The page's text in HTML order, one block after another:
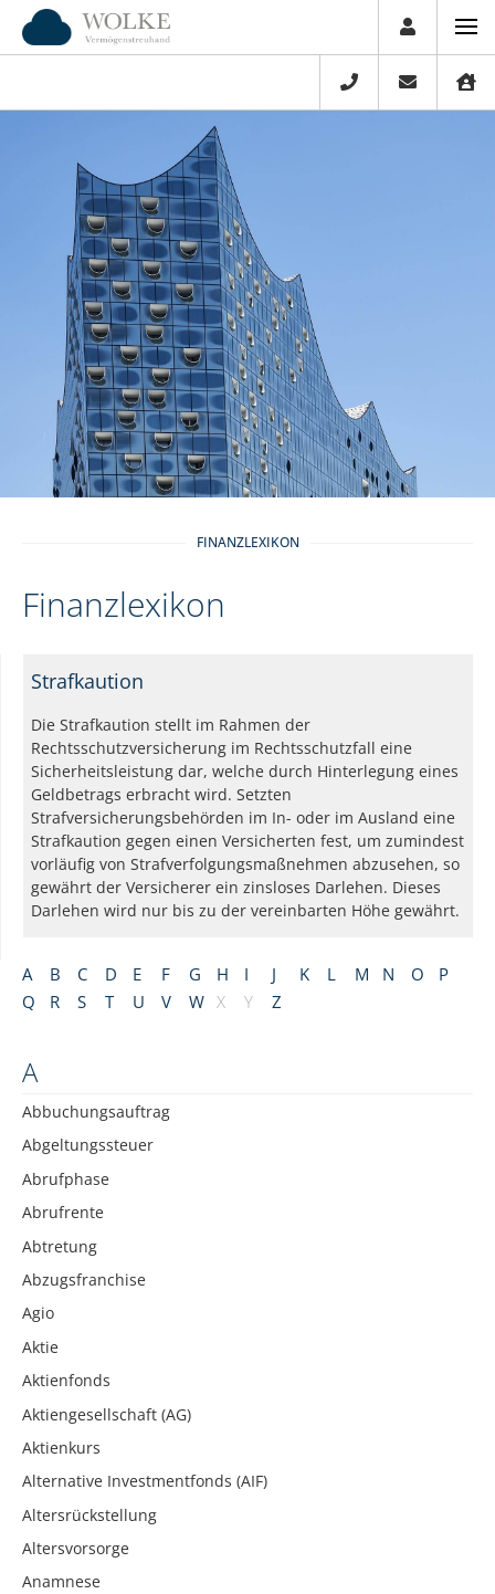
FINANZLEXIKON
Finanzlexikon
A B C D E F G H I J K L M N O
P
Q
R S T U V W X Y Z
A
Abbuchungsauftrag
Abgeltungssteuer
Abrufphase
Abrufrente
Abtretung
Abzugsfranchise
Agio
Aktie
Aktienfonds
Aktiengesellschaft (AG)
Aktienkurs
Alternative Investmentfonds (AIF)
Altersrückstellung
Altersvorsorge
Anamnese
Strafkaution
Die Strafkaution stellt im Rahmen der
Rechtsschutzversicherung im Rechtsschutzfall eine
Sicherheitsleistung dar, welche durch Hinterlegung eines
Geldbetrags erbracht wird. Setzten
Strafversicherungsbehörden im In- oder im Ausland eine
Strafkaution gegen einen Versicherten fest, um zumindest
vorläufig von Strafverfolgungsmaßnehmen abzusehen, so
gewährt der Versicherer ein zinsloses Darlehen. Dieses
Darlehen wird nur bis zu der vereinbarten Höhe gewährt.